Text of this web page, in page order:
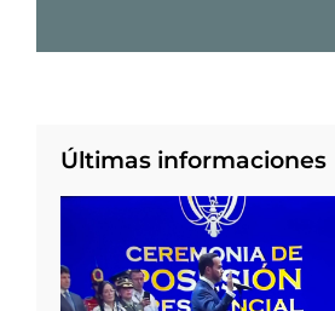
Últimas informaciones